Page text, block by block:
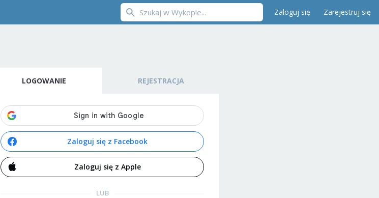
Zaloguj się Zarejestruj się
LOGOWANIE REJESTRACJA
Zaloguj się z Facebook
Zaloguj się z Apple
LUB